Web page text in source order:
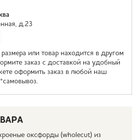
д.23
или товар находится в другом
заказ с доставкой на удобный
оформить заказ в любой наш
оксфорды (wholecut) из